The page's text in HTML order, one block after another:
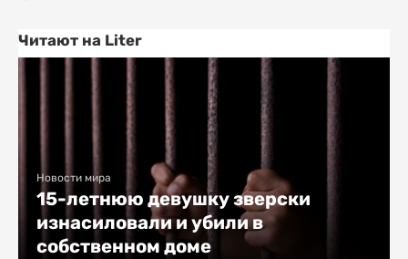
Читают на Liter
Новости мира
15-летнюю девушку зверски
изнасиловали и убили в
собственном доме